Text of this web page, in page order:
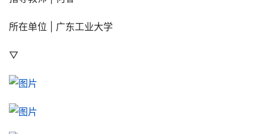
所在单位 | 广东工业大学
▽